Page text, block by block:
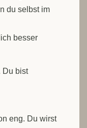
du selbst im
besser
Du bist
eng. Du wirst